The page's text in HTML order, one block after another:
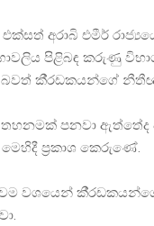
අරාබි එමීර්
පිළිබඳ කරුණු
කී‍්‍රඩකයන්ගේ
පනවා
ප‍්‍රකාශ කෙරුණේ.
වශයෙන්